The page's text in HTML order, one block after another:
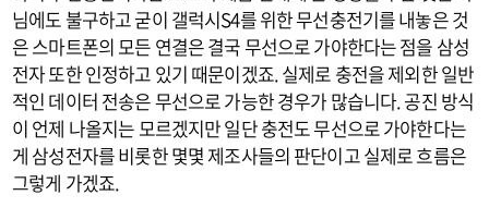
님에도 불구하고 굳이 갤럭시S4를 위한 무선충전기를 내놓은 것
은 스마트폰의 모든 연결은 결국 무선으로 가야한다는 점을 삼성
전자 또한 인정하고 있기 때문이겠죠. 실제로 충전을 제외한 일반
적인 데이터 전송은 무선으로 가능한 경우가 많습니다. 공진 방식
이 언제 나올지는 모르겠지만 일단 충전도 무선으로 가야한다는
게 삼성전자를 비롯한 몇몇 제조사들의 판단이고 실제로 흐름은
그렇게 가겠죠.